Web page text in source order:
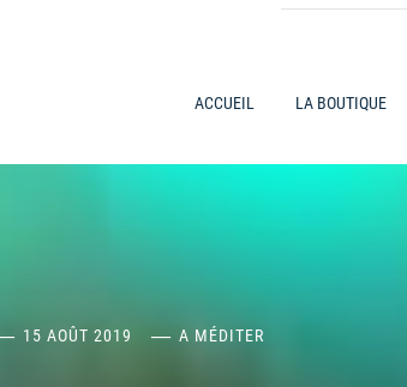
ACCUEIL LA BOUTIQUE
15 AOÛT 2019 A MÉDITER